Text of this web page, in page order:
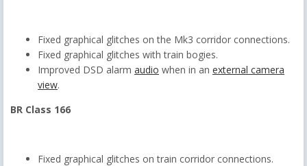
Fixed graphical glitches on the Mk3 corridor connections.
Fixed graphical glitches with train bogies.
Improved DSD alarm audio when in an external camera
view.
BR Class 166
Fixed graphical glitches on train corridor connections.